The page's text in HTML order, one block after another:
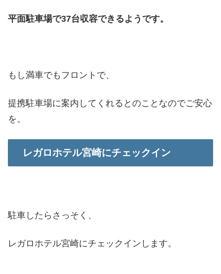
平面駐車場で37台収容できるようです。
もし満車でもフロントで、
提携駐車場に案内してくれるとのことなのでご安心
を。
レガロホテル宮崎にチェックイン
駐車したらさっそく、
レガロホテル宮崎にチェックインします。